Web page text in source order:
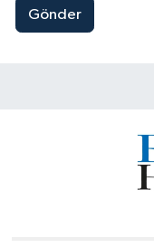
Gönder